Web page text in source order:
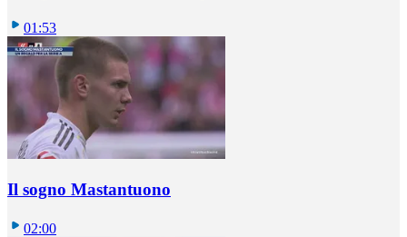
01:53
Il sogno Mastantuono
02:00